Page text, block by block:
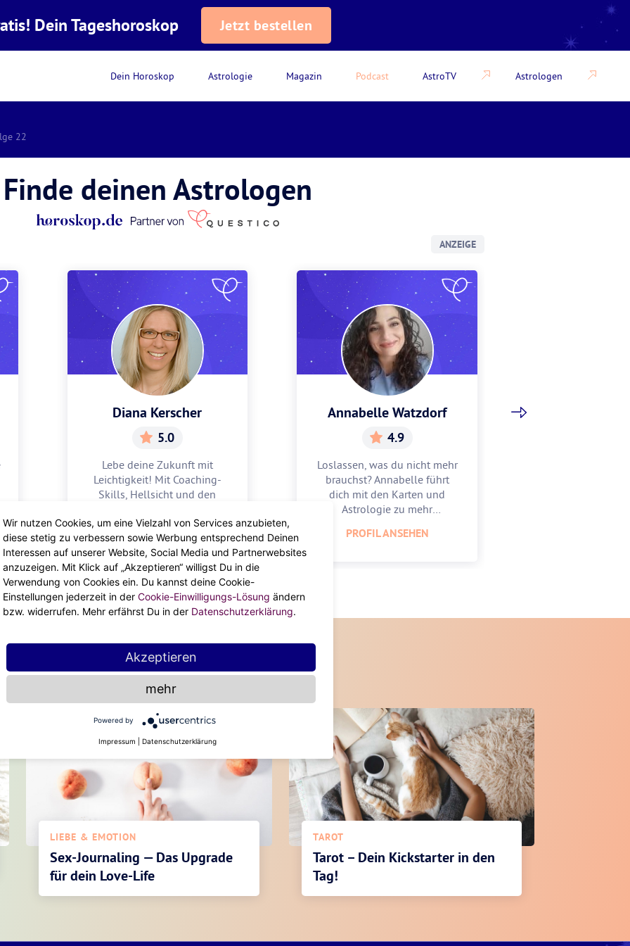
Dein Horoskop Astrologie Magazin Podcast AstroTV Astrologen
Dein Tageshoroskop Jetzt bestellen
22
Finde deinen Astrologen
ANZEIGE
Diana Kerscher
5.0
Lebe deine Zukunft mit
Leichtigkeit! Mit Coaching-
Skills, Hellsicht und den
dir steckt.
PROFIL ANSEHEN
Annabelle Watzdorf
4.9
Loslassen, was du nicht mehr
brauchst? Annabelle führt
dich mit den Karten und
Astrologie zu mehr
PROFIL ANSEHEN
Diese Artikel könnten dir auch gefallen
LIEBE & EMOTION
Sex-Journaling — Das Upgrade
für dein Love-Life
TAROT
Tarot – Dein Kickstarter in den
Tag!
Wir nutzen Cookies, um eine Vielzahl von Services anzubieten,
diese stetig zu verbessern sowie Werbung entsprechend Deinen
Interessen auf unserer Website, Social Media und Partnerwebsites
anzuzeigen. Mit Klick auf „Akzeptieren“ willigst Du in die
Verwendung von Cookies ein. Du kannst deine Cookie-
Einstellungen jederzeit in der Cookie-Einwilligungs-Lösung ändern
bzw. widerrufen. Mehr erfährst Du in der Datenschutzerklärung.
Akzeptieren
mehr
Powered by
Impressum Datenschutzerklärung